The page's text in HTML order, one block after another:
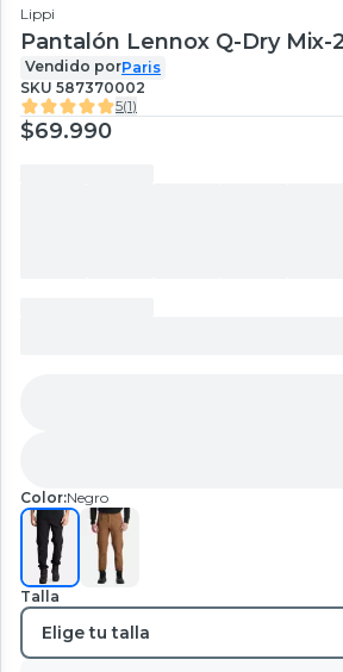
Lippi
Pantalón Lennox Q-Dry Mix-2
Vendido porParis
SKU 587370002
5(1)
$69.990
Color:Negro
Talla